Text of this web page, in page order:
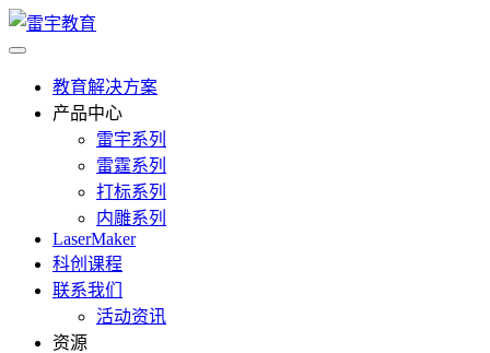
教育解决方案
产品中心
雷宇系列
雷霆系列
打标系列
内雕系列
LaserMaker
科创课程
联系我们
活动资讯
资源